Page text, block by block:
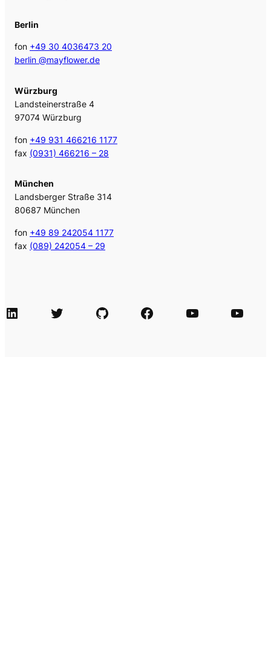
Berlin
fon +49 30 4036473 20
berlin @mayflower.de
Würzburg
Landsteinerstraße 4
97074 Würzburg
fon +49 931 466216 1177
fax (0931) 466216 – 28
München
Landsberger Straße 314
80687 München
fon +49 89 242054 1177
fax (089) 242054 – 29
LinkedIn Twitter GitHub Facebook Agile Videos Tech-Videos